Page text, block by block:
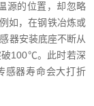
源的位置，却忽略
如，在钢铁冶炼或
器安装底座不断从
破100℃。此时若深
感器寿命会大打折